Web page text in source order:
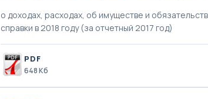
о доходах, расходах, об имуществе и
справки в 2018 году (за отчетный 2017 год)
PDF
648 Кб